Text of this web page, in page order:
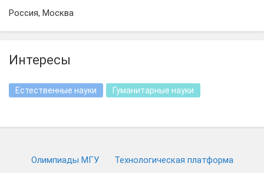
Россия, Москва
Интересы
Естественные науки Гуманитарные науки
Олимпиады МГУ
Технологическая платформа